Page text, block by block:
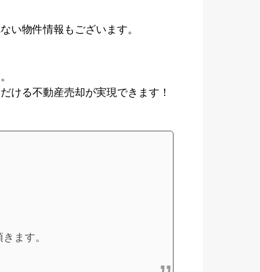
い物件情報もございます。
ける不動産売却が実現できます！
ます。